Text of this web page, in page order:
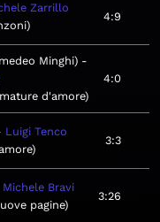
Zarrillo
4:9
Minghi)
d'amore
4:0
Luigi Tenco
3:3
Michele Bravi
pagine
3:26